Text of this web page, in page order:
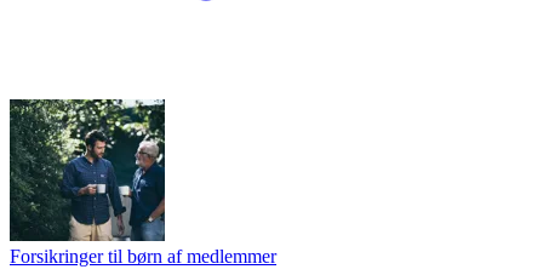
Forsikringer til børn af medlemmer